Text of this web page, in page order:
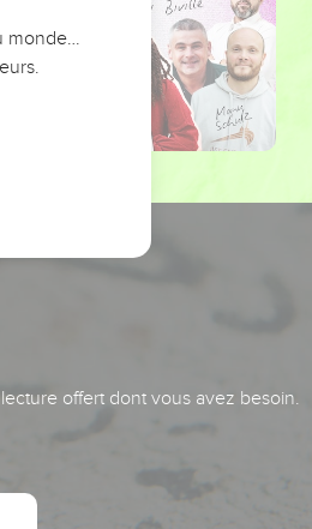
offert dont vous avez besoin.
monde…